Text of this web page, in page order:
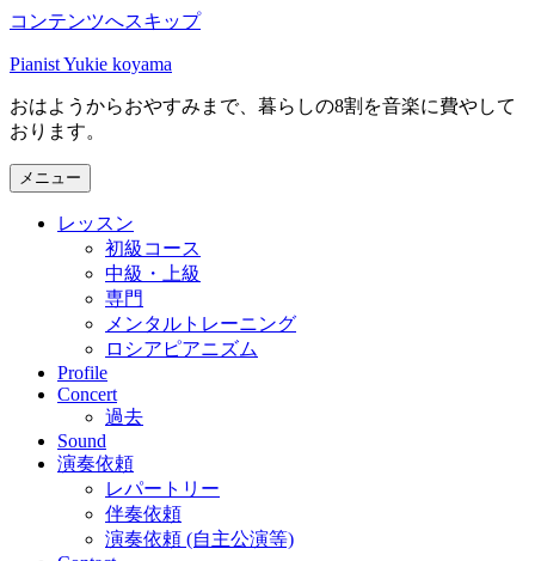
コンテンツへスキップ
Pianist Yukie koyama
おはようからおやすみまで、暮らしの8割を音楽に費やして
おります。
メニュー
レッスン
初級コース
中級・上級
専門
メンタルトレーニング
ロシアピアニズム
Profile
Concert
過去
Sound
演奏依頼
レパートリー
伴奏依頼
演奏依頼 (自主公演等)